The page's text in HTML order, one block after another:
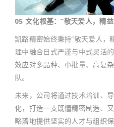
05 文化根基：“敬天爱人，精
凯路精密始终秉持“敬天爱人，
理中融合日式严谨与中式灵活
效应对多品种、小批量、高复
队。
未来，公司将通过技术培训、
化，打造一支既懂精密制造、
略落地提供坚实的人才与组织保